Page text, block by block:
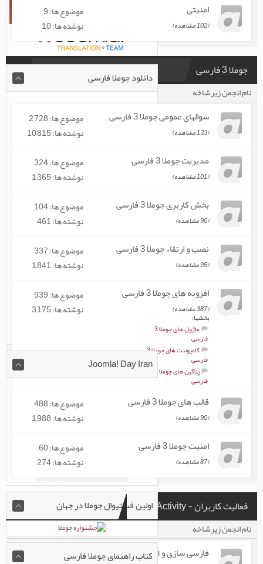
امنیتی
(102 مشاهده)
موضوع ها: 9
نوشته ها: 10
جوملا 3 فارسی
نام انجمن زیرشاخه موضوع ها / نوشته ها
سوالهای عمومی جوملا 3 فارسی
(133 مشاهده)
موضوع ها: 2,728
نوشته ها: 10,815
مدیریت جوملا 3 فارسی
(101 مشاهده)
موضوع ها: 324
نوشته ها: 1,365
بخش کاربری جوملا 3 فارسی
(90 مشاهده)
موضوع ها: 104
نوشته ها: 461
نصب و ارتقاء جوملا 3 فارسی
(95 مشاهده)
موضوع ها: 337
نوشته ها: 1,841
افزونه های جوملا 3 فارسی
(387 مشاهده)
بخشها:
ماژول های جوملا 3
فارسی,
کامپوننت های جوملا 3
فارسی,
فارسی
موضوع ها: 939
نوشته ها: 3,175
قالب های جوملا 3 فارسی
(90 مشاهده)
موضوع ها: 488
نوشته ها: 1,988
امنیت جوملا 3 فارسی
(87 مشاهده)
موضوع ها: 60
نوشته ها: 274
فعالیت کاربران - Users Activity
نام انجمن زیرشاخه موضوع ها / نوشته ها
فارسی سازی و Localization -
موضوع ها: 233
دانلود جوملا فارسی
Joomla! Day Iran
اولین فستیوال جوملا در جهان
کتاب راهنمای جوملا فارسی